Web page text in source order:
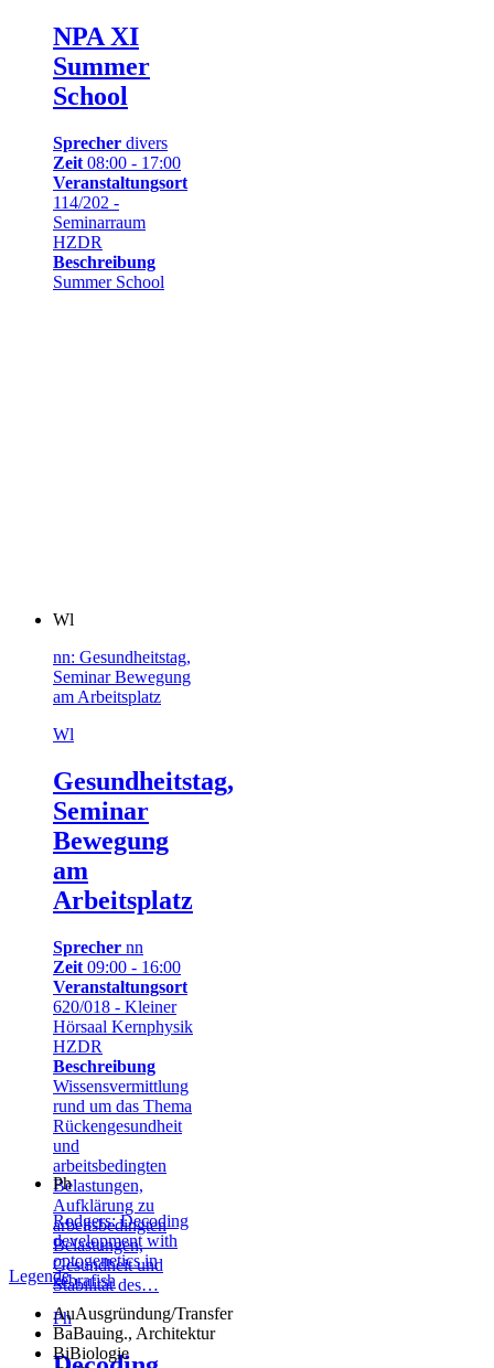
NPA XI
Summer
School
Sprecher divers
Zeit 08:00 - 17:00
Veranstaltungsort
114/202 -
Seminarraum
HZDR
Beschreibung
Summer School
Wl
nn: Gesundheitstag,
Seminar Bewegung
am Arbeitsplatz
Wl
Gesundheitstag,
Seminar
Bewegung
am
Arbeitsplatz
Sprecher nn
Zeit 09:00 - 16:00
Veranstaltungsort
620/018 - Kleiner
Hörsaal Kernphysik
HZDR
Beschreibung
Wissensvermittlung
rund um das Thema
Rückengesundheit
und
arbeitsbedingten
Belastungen,
Aufklärung zu
arbeitsbedingten
Belastungen,
Gesundheit und
Stabilität des…
Ph
Rodgers: Decoding
development with
optogenetics in
zebrafish
Ph
Legende
AuAusgründung/Transfer
BaBauing., Architektur
BiBiologie